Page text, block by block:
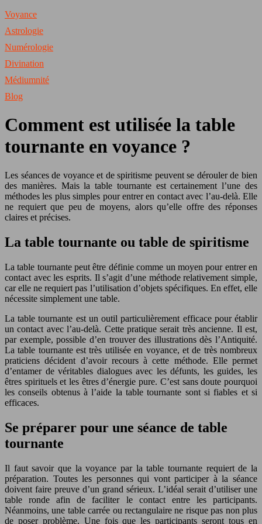
Voyance
Astrologie
Numérologie
Divination
Médiumnité
Blog
Comment est utilisée la table
tournante en voyance ?
Les séances de voyance et de spiritisme peuvent se dérouler de bien
des manières. Mais la table tournante est certainement l’une des
méthodes les plus simples pour entrer en contact avec l’au-delà. Elle
ne requiert que peu de moyens, alors qu’elle offre des réponses
claires et précises.
La table tournante ou table de spiritisme
La table tournante peut être définie comme un moyen pour entrer en
contact avec les esprits. Il s’agit d’une méthode relativement simple,
car elle ne requiert pas l’utilisation d’objets spécifiques. En effet, elle
nécessite simplement une table.
La table tournante est un outil particulièrement efficace pour établir
un contact avec l’au-delà. Cette pratique serait très ancienne. Il est,
par exemple, possible d’en trouver des illustrations dès l’Antiquité.
La table tournante est très utilisée en voyance, et de très nombreux
praticiens décident d’avoir recours à cette méthode. Elle permet
d’entamer de véritables dialogues avec les défunts, les guides, les
êtres spirituels et les êtres d’énergie pure. C’est sans doute pourquoi
les conseils obtenus à l’aide la table tournante sont si fiables et si
efficaces.
Se préparer pour une séance de table
tournante
Il faut savoir que la voyance par la table tournante requiert de la
préparation. Toutes les personnes qui vont participer à la séance
doivent faire preuve d’un grand sérieux. L’idéal serait d’utiliser une
table ronde afin de faciliter le contact entre les participants.
Néanmoins, une table carrée ou rectangulaire ne risque pas non plus
de poser problème. Une fois que les participants seront tous en